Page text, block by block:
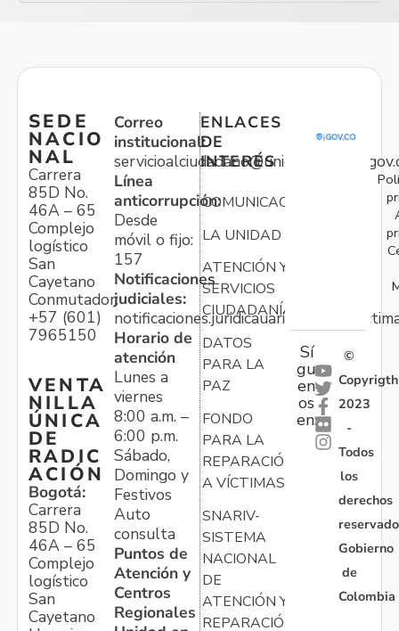
SEDE
NACIO
NAL
Carrera
85D No.
46A – 65
Complejo
logístico
San
Cayetano
Conmutador:
+57 (601)
7965150
VENTA
NILLA
ÚNICA
DE
RADIC
ACIÓN
Bogotá:
Carrera
85D No.
46A – 65
Complejo
logístico
San
Cayetano
Correo
institucional:
Línea
anticorrupción:
Desde
móvil o fijo:
157
Notificaciones
judiciales:
Horario de
atención
Lunes a
viernes
8:00 a.m. –
6:00 p.m.
Sábado,
Domingo y
Festivos
Auto
consulta
Puntos de
Atención y
Centros
Regionales
ENLACES
DE
INTERÉS
COMUNICACIONES
LA UNIDAD
ATENCIÓN Y
SERVICIOS
CIUDADANÍA
DATOS
PARA LA
PAZ
FONDO
PARA LA
REPARACIÓN
A VÍCTIMAS
SNARIV-
SISTEMA
NACIONAL
DE
ATENCIÓN Y
REPARACIÓN
Sí
gu
en
os
en:
©
Copyrigth
2023
-
Todos
los
derechos
Gobierno
de
Colombia